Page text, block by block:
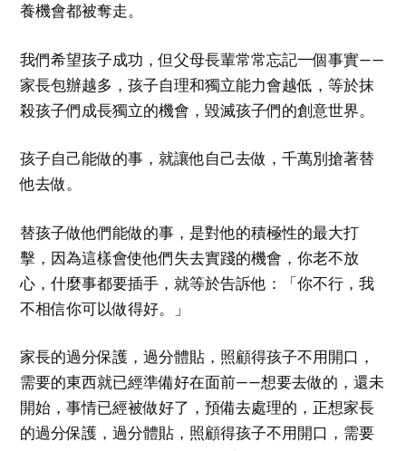
養機會都被奪走。
我們希望孩子成功，但父母長輩常常忘記一個事實——
家長包辦越多，孩子自理和獨立能力會越低，等於抹
殺孩子們成長獨立的機會，毀滅孩子們的創意世界。
孩子自己能做的事，就讓他自己去做，千萬別搶著替
他去做。
替孩子做他們能做的事，是對他的積極性的最大打
擊，因為這樣會使他們失去實踐的機會，你老不放
心，什麼事都要插手，就等於告訴他：「你不行，我
不相信你可以做得好。」
家長的過分保護，過分體貼，照顧得孩子不用開口，
需要的東西就已經準備好在面前——想要去做的，還未
開始，事情已經被做好了，預備去處理的，正想家長
的過分保護，過分體貼，照顧得孩子不用開口，需要